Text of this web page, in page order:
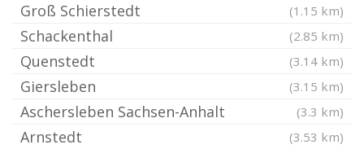
Groß Schierstedt (1.15 km)
Schackenthal (2.85 km)
Quenstedt (3.14 km)
Giersleben (3.15 km)
Aschersleben Sachsen-Anhalt (3.3 km)
Arnstedt (3.53 km)